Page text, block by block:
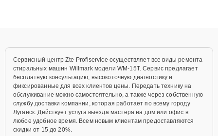
Сервисный центр Zte-Profiservice осуществляет все виды ремонта
стиральных машин Willmark модели WM-15T. Сервис предлагает
бесплатную консультацию, высокоточную диагностику и
фиксированные для всех клиентов цены. Передать технику на
обслуживание можно самостоятельно, а также через собственную
службу доставки компании, которая работает по всему городу
Луганск. Действует услуга выезда мастера на дом или офис в
любое удобное время. Всем новым клиентам предоставляются
скидки от 15 до 20%.